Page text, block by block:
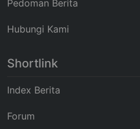
Pedoman Berita
Hubungi Kami
Shortlink
Index Berita
Forum